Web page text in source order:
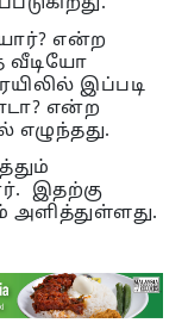
என்ற
வீடியோ
இப்படி
என்ற
இதற்கு
அளித்துள்ளது.